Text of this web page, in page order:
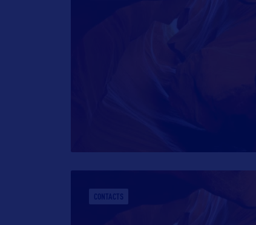
CONTACTS